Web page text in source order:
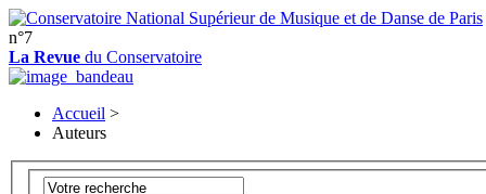
n°7
La Revue du Conservatoire
Accueil >
Auteurs